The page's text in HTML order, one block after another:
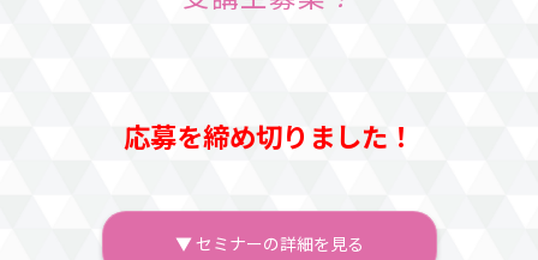
応募を締め切りました！
▼ セミナーの詳細を見る